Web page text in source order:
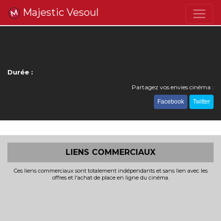
Majestic Vesoul
Durée :
Partagez vos envies cinéma :
Facebook Twitter
LIENS COMMERCIAUX
Ces liens commerciaux sont totalement indépendants et sans lien avec les
offres et l'achat de place en ligne du cinéma.